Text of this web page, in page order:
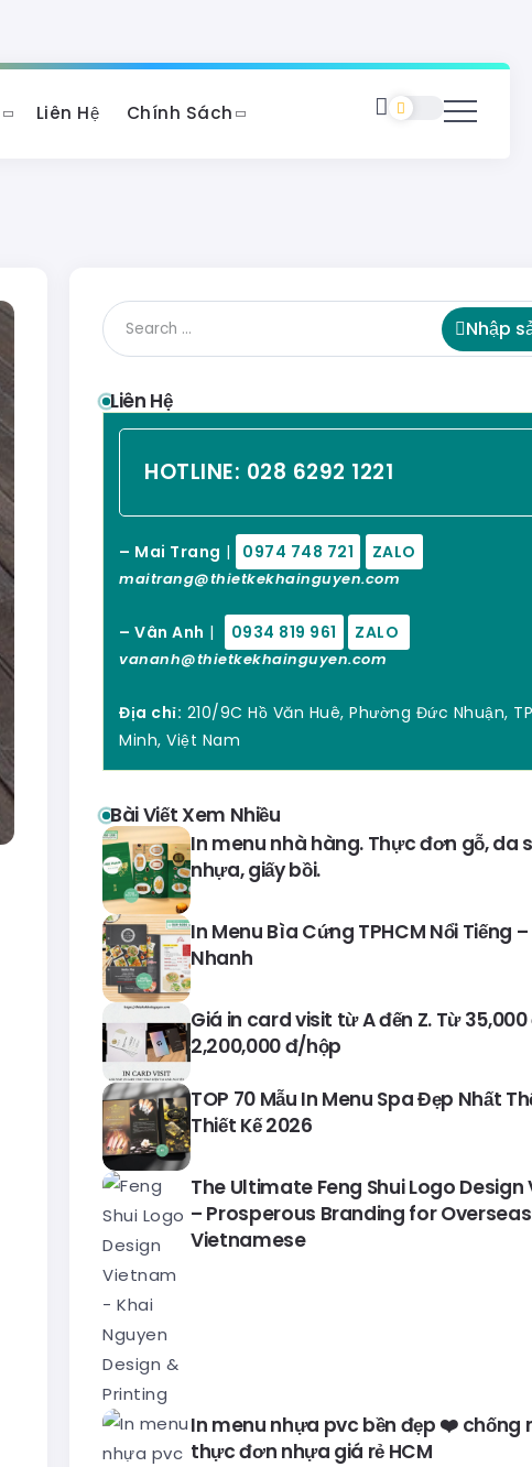
Liên Hệ Chính Sách
Nhập
Liên Hệ
HOTLINE: 028 6292 1221
– Mai Trang | 0974 748 721 ZALO
maitrang@thietkekhainguyen.com
– Vân Anh | 0934 819 961 ZALO
vananh@thietkekhainguyen.com
Địa chỉ: 210/9C Hồ Văn Huê, Phường Đức Nhuận,
Minh, Việt Nam
Bài Viết Xem Nhiều
In menu nhà hàng. Thực đơn gỗ, da
nhựa, giấy bồi.
In Menu Bìa Cứng TPHCM Nổi Tiếng
Nhanh
Giá in card visit từ A đến Z. Từ
2,200,000 đ/hộp
TOP 70 Mẫu In Menu Spa Đẹp Nhất
Thiết Kế 2026
The Ultimate Feng Shui Logo
– Prosperous Branding for Overseas
Vietnamese
In menu nhựa pvc bền đẹp ❤️
thực đơn nhựa giá rẻ HCM